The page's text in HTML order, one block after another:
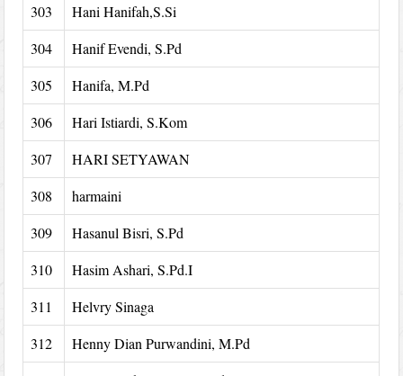
303
Hani Hanifah,S.Si
304
Hanif Evendi, S.Pd
305
Hanifa, M.Pd
306
Hari Istiardi, S.Kom
307
HARI SETYAWAN
308
harmaini
309
Hasanul Bisri, S.Pd
310
Hasim Ashari, S.Pd.I
311
Helvry Sinaga
312
Henny Dian Purwandini, M.Pd